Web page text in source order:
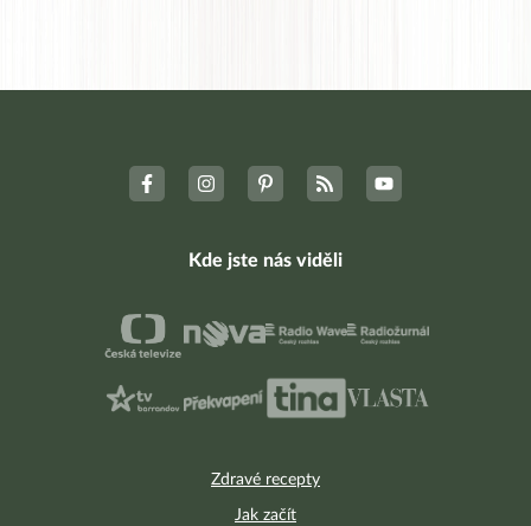
Zdravé recepty
Jak začít
Kde jste nás viděli